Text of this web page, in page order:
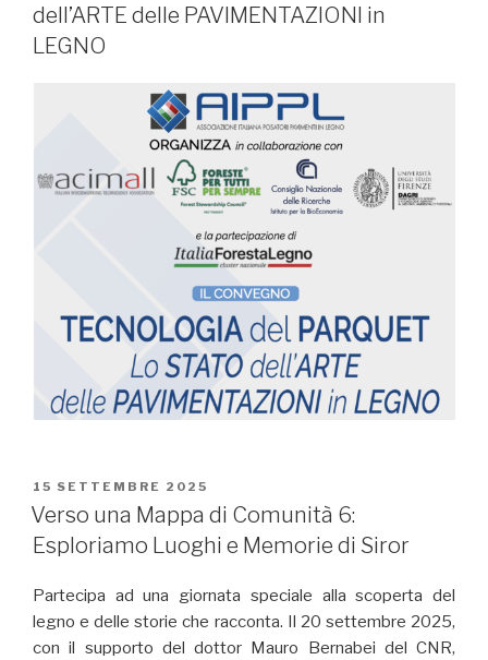
dell’ARTE delle PAVIMENTAZIONI in
LEGNO
PUBBLICATO
IL
15 SETTEMBRE 2025
Verso una Mappa di Comunità 6:
Esploriamo Luoghi e Memorie di Siror
Partecipa ad una giornata speciale alla scoperta del
legno e delle storie che racconta. Il 20 settembre 2025,
con il supporto del dottor Mauro Bernabei del CNR,